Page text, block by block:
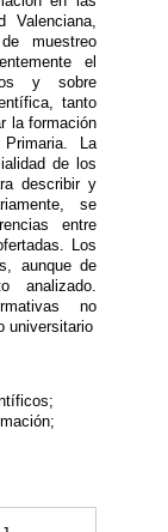
Valenciana,
muestreo
el
y sobre
tanto
la formación
La
de los
describir y
se
entre
Los
aunque de
analizado.
no
universitario